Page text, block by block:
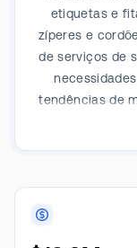
etiquetas e
zíperes e
de serviços de
tendências de
de produtos